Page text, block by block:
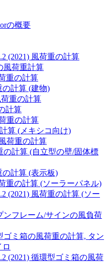
の概要
(2021) 風荷重の計算
風荷重計算
重の計算
の計算 (建物)
重の計算
計算
重の計算
算 (メキシコ向け)
荷重の計算
の計算 (自立型の壁/固体標
の計算 (表示板)
重の計算 (ソーラーパネル)
(2021) 風荷重の計算 (ソー
ンフレーム/サインの風負荷
ゴミ箱の風荷重の計算, タン
(2021) 循環型ゴミ箱の風荷